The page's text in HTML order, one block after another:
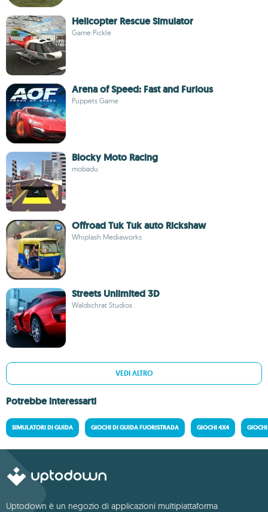
Helicopter Rescue Simulator
Game Pickle
Arena of Speed: Fast and Furious
Puppets Game
Blocky Moto Racing
mobadu
Offroad Tuk Tuk auto Rickshaw
Whiplash Mediaworks
Streets Unlimited 3D
Waldschrat Studios
VEDI ALTRO
Potrebbe interessarti
SIMULATORI DI GUIDA GIOCHI DI GUIDA FUORISTRADA GIOCHI 4X4
Uptodown è un negozio di applicazioni multipiattaforma